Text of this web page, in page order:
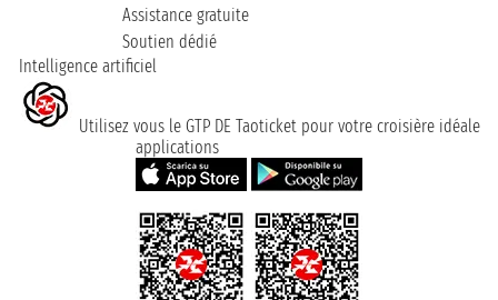
Assistance gratuite
Soutien dédié
Intelligence artificiel
Utilisez vous le GTP DE Taoticket pour votre croisière idéale
applications